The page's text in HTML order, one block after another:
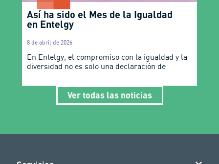
Así ha sido el Mes de la Igualdad
en Entelgy
8 de abril de 2026
En Entelgy, el compromiso con la igualdad y la
diversidad no es solo una declaración de
Ver todas las noticias